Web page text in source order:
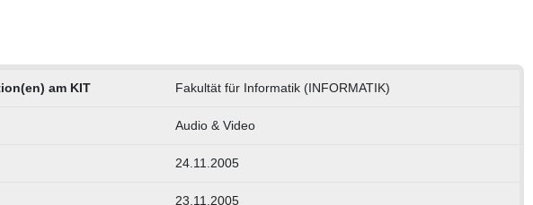
am KIT Fakultät für Informatik (INFORMATIK)
Audio & Video
24.11.2005
23.11.2005